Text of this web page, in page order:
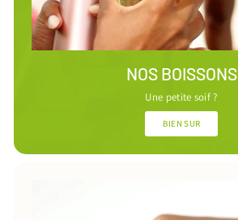
NOS BOISSONS
Une petite soif ?
BIEN SUR